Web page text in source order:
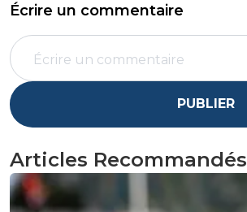
Écrire un commentaire
PUBLIER
Articles Recommandés